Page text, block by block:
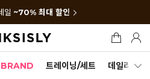
일 ~70% 최대 할인
트레이닝/세트 데일리세트